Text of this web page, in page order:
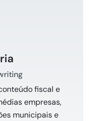
fiscal e
empresas,
municipais e